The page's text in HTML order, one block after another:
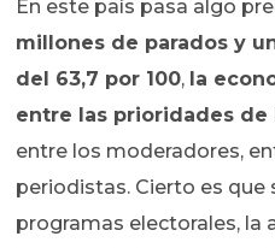
En este país pasa algo
millones de parados y
del 63,7 por 100, la
entre las prioridades de
entre los moderadores,
periodistas. Cierto es que
programas electorales, la